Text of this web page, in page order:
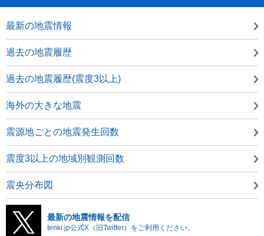
最新の地震情報
過去の地震履歴
過去の地震履歴(震度3以上)
海外の大きな地震
震源地ごとの地震発生回数
震度3以上の地域別観測回数
震央分布図
最新の地震情報を配信
tenki.jp公式X（旧Twitter）をご利用ください。